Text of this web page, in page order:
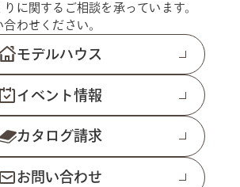
に関するご相談を承っています。
わせください。
モデルハウス
イベント情報
カタログ請求
お問い合わせ